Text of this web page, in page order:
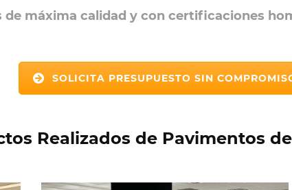
de máxima calidad y con certificaciones
SOLICITA PRESUPUESTO SIN
Realizados de Pavimentos